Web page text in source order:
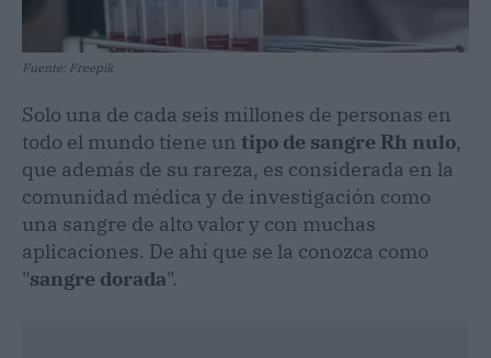
Fuente: Freepik
Solo una de cada seis millones de personas en
todo el mundo tiene un tipo de sangre Rh nulo,
que además de su rareza, es considerada en la
comunidad médica y de investigación como
una sangre de alto valor y con muchas
aplicaciones. De ahí que se la conozca como
"sangre dorada".